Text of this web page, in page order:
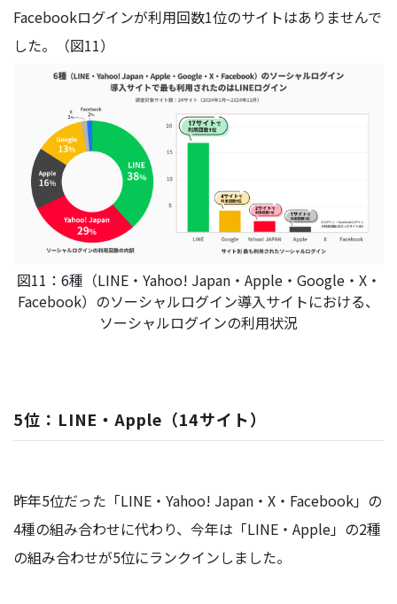
Facebookログインが利用回数1位のサイトはありませんで
した。（図11）
図11：6種（LINE・Yahoo! Japan・Apple・Google・X・
Facebook）のソーシャルログイン導入サイトにおける、
ソーシャルログインの利用状況
5位：LINE・Apple（14サイト）
昨年5位だった「LINE・Yahoo! Japan・X・Facebook」の
4種の組み合わせに代わり、今年は「LINE・Apple」の2種
の組み合わせが5位にランクインしました。